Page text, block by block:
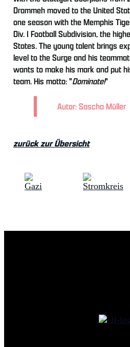
Drammeh moved to the United
one season with the Memphis
Div. I Football Subdivision, the
States. The young talent brings
level to the Surge and his
wants to make his mark and put
team. His motto: "Dominate!"
Autor: Sascha Müller
zurück zur Übersicht